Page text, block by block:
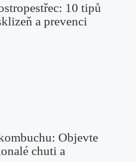
10 tipů
a prevenci
Objevte
chuti a